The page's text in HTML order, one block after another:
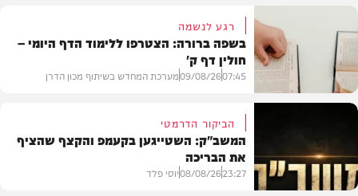
חדשות
בית המדרש
רגע לנשמה
בשפה ברורה: הצטרפו ללימוד הדף היומי –
חולין דף ק'
07:45
09/08/26מערכת המחדש בשיתוף מכון הדרן
הביקור הדרמטי
המשב"ק: השטייגען בקעמפ והקצף שהציף
את הבריכה
23:27
08/08/26יוסי פלד